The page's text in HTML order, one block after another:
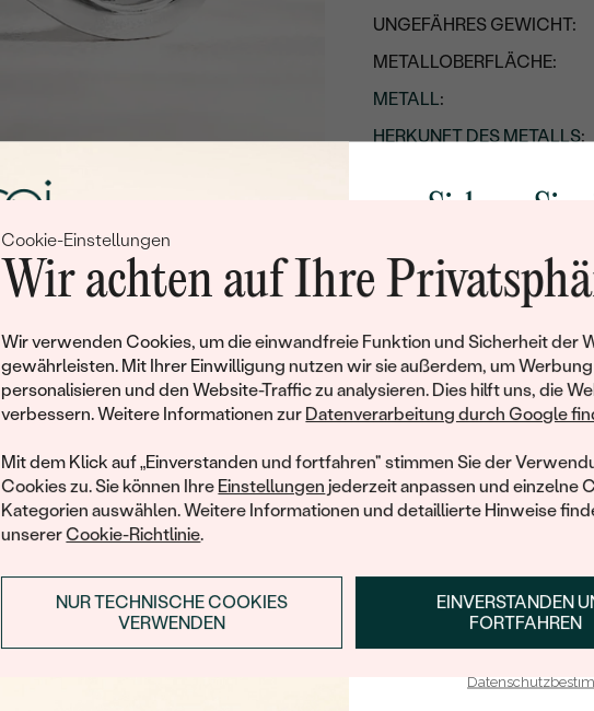
Cookie-Einstellungen
Wir achten auf Ihre
Wir verwenden Cookies, um die einwandfreie Funktion und Sicherheit der
gewährleisten. Mit Ihrer Einwilligung nutzen wir sie außerdem, um Werbung
personalisieren und den Website-Traffic zu analysieren. Dies hilft uns, die
verbessern. Weitere Informationen zur Datenverarbeitung durch Google
Mit dem Klick auf „Einverstanden und fortfahren" stimmen Sie der
Cookies zu. Sie können Ihre Einstellungen jederzeit anpassen und einzelne
Kategorien auswählen. Weitere Informationen und detaillierte Hinweise
unsererCookie-Richtlinie.
EINVERSTANDEN
FORTFAHREN
NUR TECHNISCHE COOKIES
VERWENDEN
UNGEFÄHRES GEWICHT:
METALLOBERFLÄCHE:
METALL:
HERKUNFT DES METALLS:
ANZAHL:
KARATGEWICHT:
ABMESSUNGEN:
FORM:
REINHEIT:
HERKUNFT:
Sichern Sie
Rabatt auf
Werden Sie Teil
und entdecken Sie die
gefertigten Schmucks
Ihren ersten
ANMELDEN &
E-Mail-Adresse je bei uns in